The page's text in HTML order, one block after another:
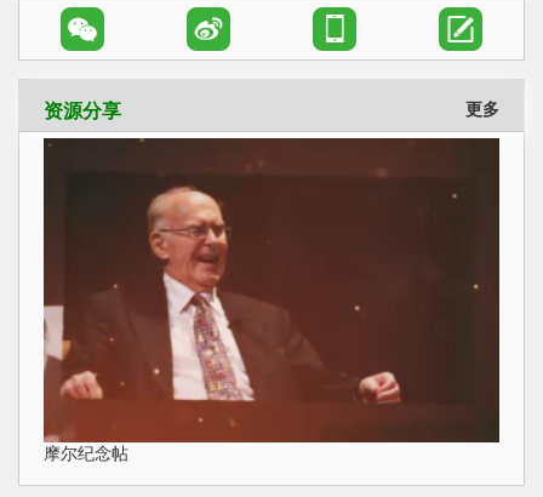
  
资源分享 更多
摩尔纪念帖